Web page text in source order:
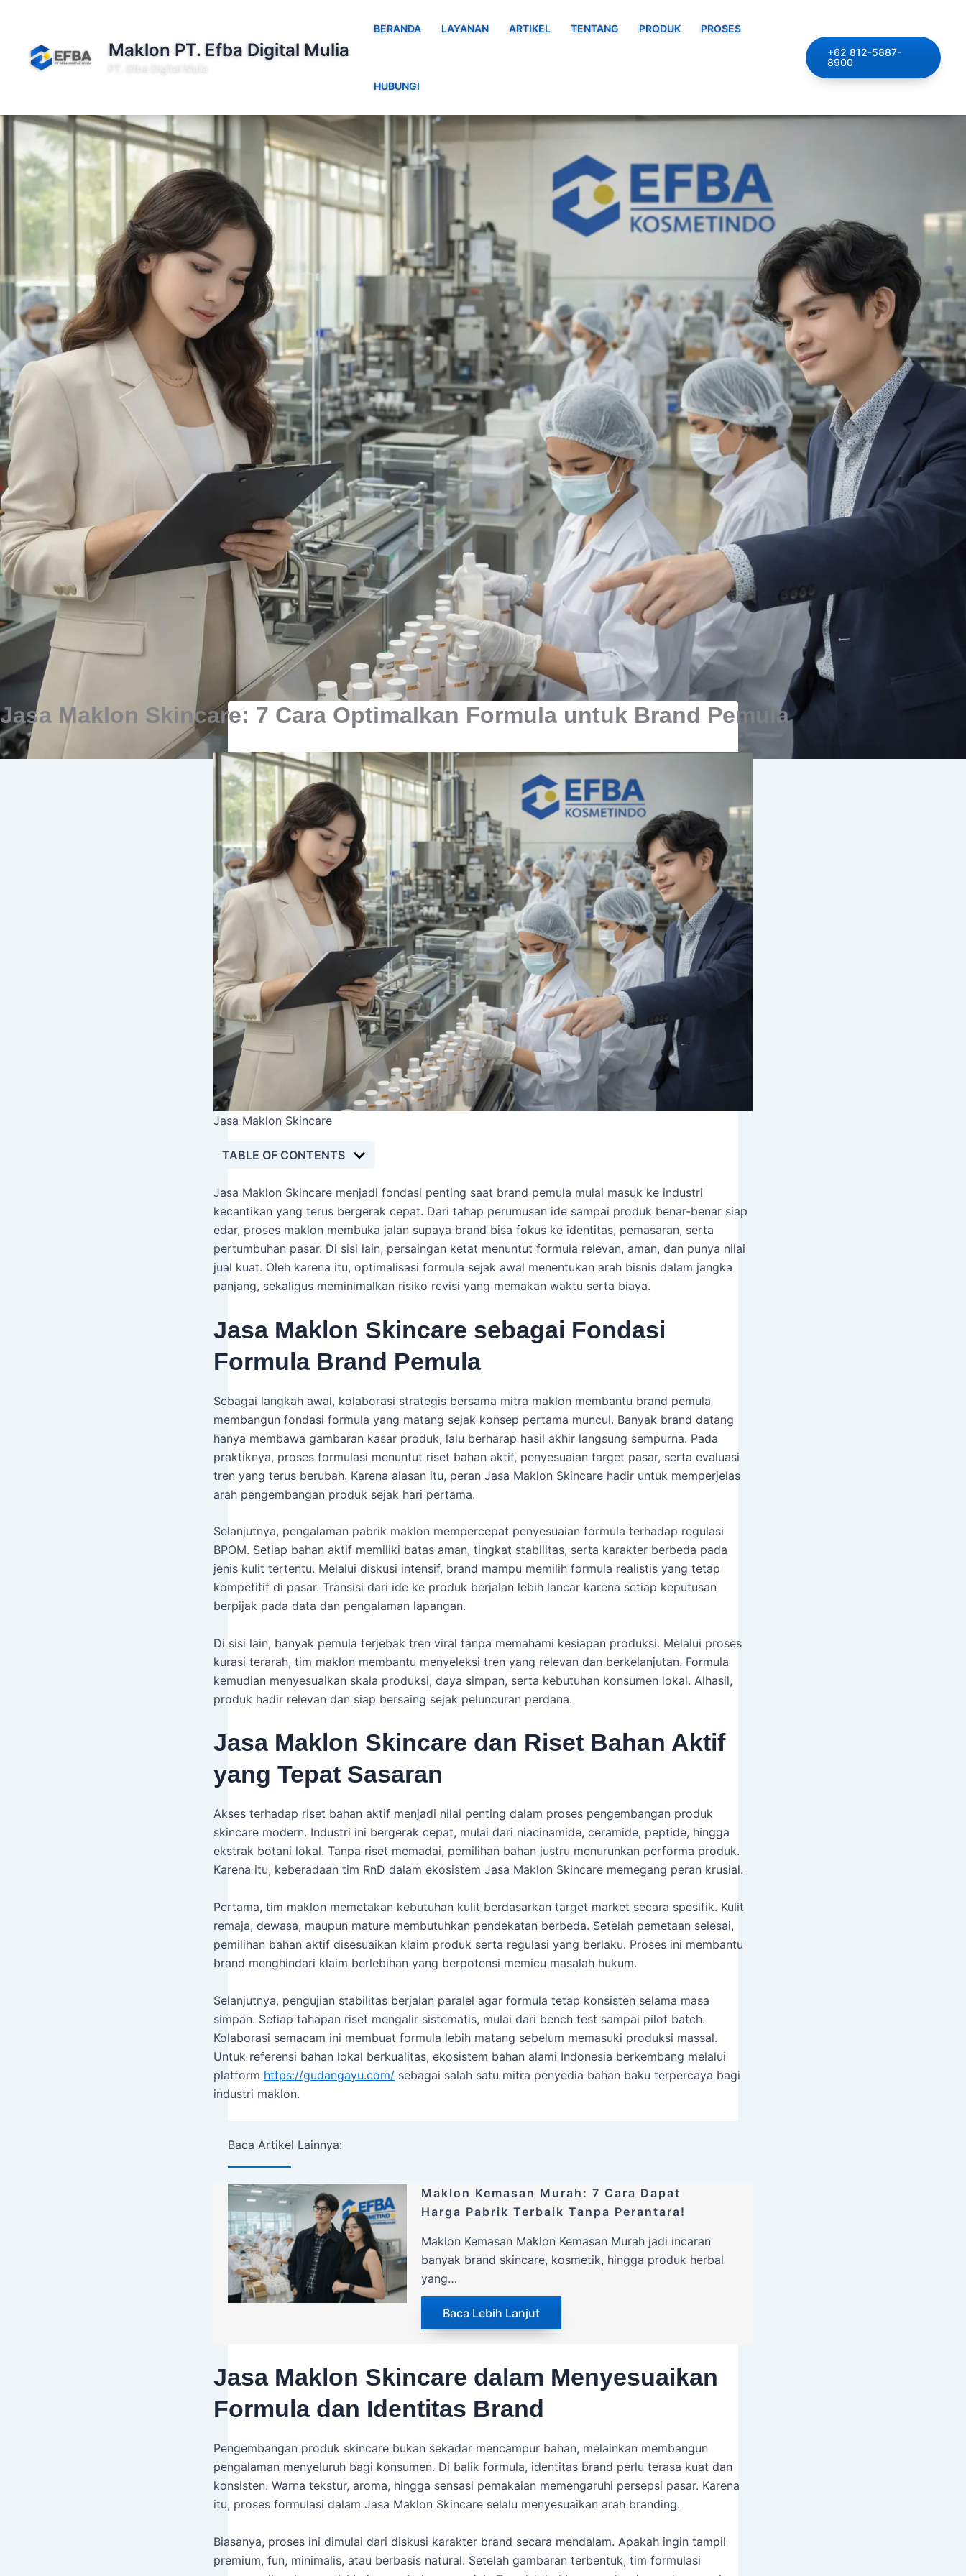
konten
Maklon PT. Efba Digital Mulia
PT. Efba Digital Mulia
BERANDA LAYANAN ARTIKEL TENTANG PRODUK PROSES
HUBUNGI
+62 812-5887-
8900
Jasa Maklon Skincare: 7 Cara Optimalkan Formula untuk Brand Pemula
Jasa Maklon Skincare
TABLE OF CONTENTS
Jasa Maklon Skincare menjadi fondasi penting saat brand pemula mulai masuk ke industri
kecantikan yang terus bergerak cepat. Dari tahap perumusan ide sampai produk benar-benar siap
edar, proses maklon membuka jalan supaya brand bisa fokus ke identitas, pemasaran, serta
pertumbuhan pasar. Di sisi lain, persaingan ketat menuntut formula relevan, aman, dan punya nilai
jual kuat. Oleh karena itu, optimalisasi formula sejak awal menentukan arah bisnis dalam jangka
panjang, sekaligus meminimalkan risiko revisi yang memakan waktu serta biaya.
Jasa Maklon Skincare sebagai Fondasi
Formula Brand Pemula
Sebagai langkah awal, kolaborasi strategis bersama mitra maklon membantu brand pemula
membangun fondasi formula yang matang sejak konsep pertama muncul. Banyak brand datang
hanya membawa gambaran kasar produk, lalu berharap hasil akhir langsung sempurna. Pada
praktiknya, proses formulasi menuntut riset bahan aktif, penyesuaian target pasar, serta evaluasi
tren yang terus berubah. Karena alasan itu, peran Jasa Maklon Skincare hadir untuk memperjelas
arah pengembangan produk sejak hari pertama.
Selanjutnya, pengalaman pabrik maklon mempercepat penyesuaian formula terhadap regulasi
BPOM. Setiap bahan aktif memiliki batas aman, tingkat stabilitas, serta karakter berbeda pada
jenis kulit tertentu. Melalui diskusi intensif, brand mampu memilih formula realistis yang tetap
kompetitif di pasar. Transisi dari ide ke produk berjalan lebih lancar karena setiap keputusan
berpijak pada data dan pengalaman lapangan.
Di sisi lain, banyak pemula terjebak tren viral tanpa memahami kesiapan produksi. Melalui proses
kurasi terarah, tim maklon membantu menyeleksi tren yang relevan dan berkelanjutan. Formula
kemudian menyesuaikan skala produksi, daya simpan, serta kebutuhan konsumen lokal. Alhasil,
produk hadir relevan dan siap bersaing sejak peluncuran perdana.
Jasa Maklon Skincare dan Riset Bahan Aktif
yang Tepat Sasaran
Akses terhadap riset bahan aktif menjadi nilai penting dalam proses pengembangan produk
skincare modern. Industri ini bergerak cepat, mulai dari niacinamide, ceramide, peptide, hingga
ekstrak botani lokal. Tanpa riset memadai, pemilihan bahan justru menurunkan performa produk.
Karena itu, keberadaan tim RnD dalam ekosistem Jasa Maklon Skincare memegang peran krusial.
Pertama, tim maklon memetakan kebutuhan kulit berdasarkan target market secara spesifik. Kulit
remaja, dewasa, maupun mature membutuhkan pendekatan berbeda. Setelah pemetaan selesai,
pemilihan bahan aktif disesuaikan klaim produk serta regulasi yang berlaku. Proses ini membantu
brand menghindari klaim berlebihan yang berpotensi memicu masalah hukum.
Selanjutnya, pengujian stabilitas berjalan paralel agar formula tetap konsisten selama masa
simpan. Setiap tahapan riset mengalir sistematis, mulai dari bench test sampai pilot batch.
Kolaborasi semacam ini membuat formula lebih matang sebelum memasuki produksi massal.
Untuk referensi bahan lokal berkualitas, ekosistem bahan alami Indonesia berkembang melalui
platform https://gudangayu.com/ sebagai salah satu mitra penyedia bahan baku terpercaya bagi
industri maklon.
Baca Artikel Lainnya:
Maklon Kemasan Murah: 7 Cara Dapat
Harga Pabrik Terbaik Tanpa Perantara!
Maklon Kemasan Maklon Kemasan Murah jadi incaran
banyak brand skincare, kosmetik, hingga produk herbal
yang…
Baca Lebih Lanjut
Jasa Maklon Skincare dalam Menyesuaikan
Formula dan Identitas Brand
Pengembangan produk skincare bukan sekadar mencampur bahan, melainkan membangun
pengalaman menyeluruh bagi konsumen. Di balik formula, identitas brand perlu terasa kuat dan
konsisten. Warna tekstur, aroma, hingga sensasi pemakaian memengaruhi persepsi pasar. Karena
itu, proses formulasi dalam Jasa Maklon Skincare selalu menyesuaikan arah branding.
Biasanya, proses ini dimulai dari diskusi karakter brand secara mendalam. Apakah ingin tampil
premium, fun, minimalis, atau berbasis natural. Setelah gambaran terbentuk, tim formulasi